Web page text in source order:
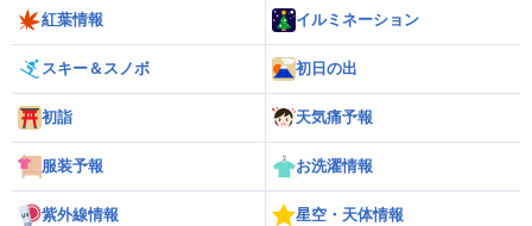
紅葉情報 イルミネーション
スキー＆スノボ 初日の出
初詣 天気痛予報
服装予報 お洗濯情報
紫外線情報 星空・天体情報